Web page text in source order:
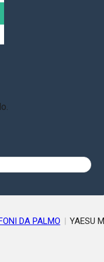
DA PALMO | YAESU